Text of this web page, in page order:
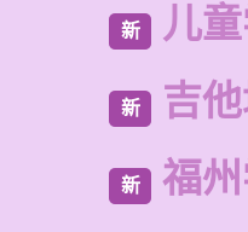
新 儿
新 吉
新 福